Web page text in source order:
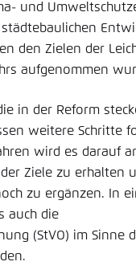
und
den Zielen der
aufgenommen
in der Reform
weitere Schritte
wird es darauf
Ziele zu erhalten
zu ergänzen. In
auch die
(StVO) im Sinne